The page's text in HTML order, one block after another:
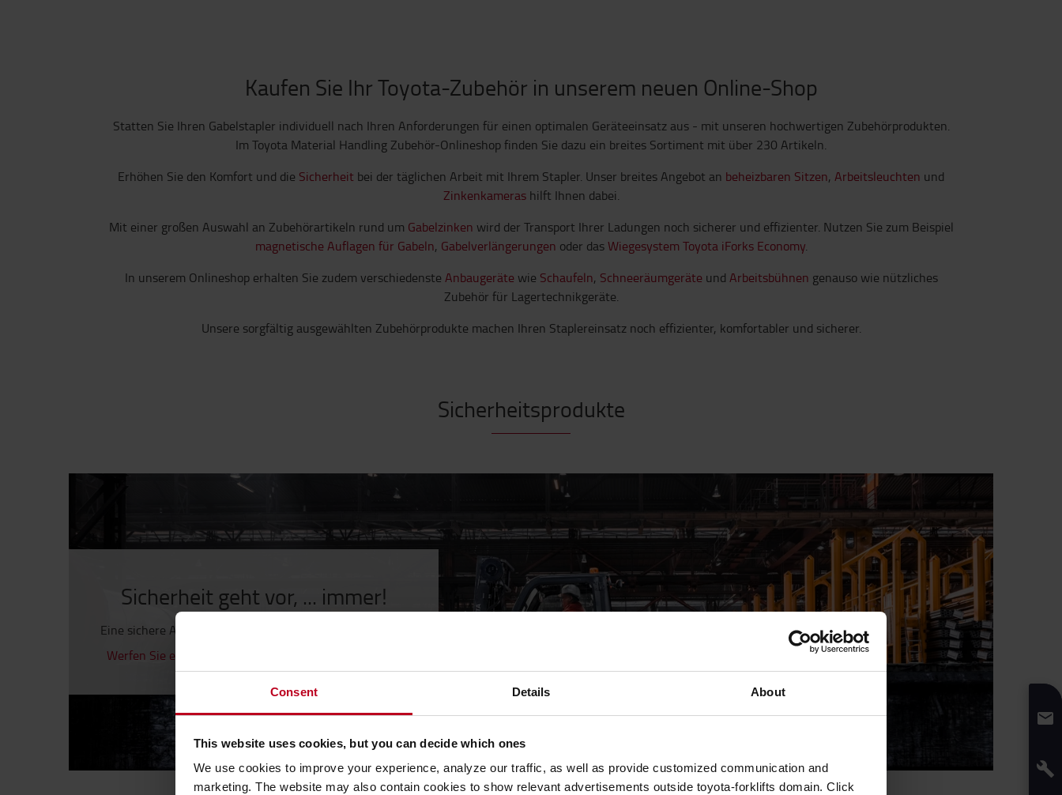
Consent Details About
This website uses cookies, but you can decide which ones
We use cookies to improve your experience, analyze our traffic, as well as provide customized communication and
marketing. The website may also contain cookies to show relevant advertisements outside toyota-forklifts domain. Click
Kaufen Sie Ihr Toyota-Zubehör in unserem neuen Online-Shop
Statten Sie Ihren Gabelstapler individuell nach Ihren Anforderungen für einen optimalen Geräteeinsatz aus - mit unseren hochwertigen Zubehörprodukten.
Im Toyota Material Handling Zubehör-Onlineshop finden Sie dazu ein breites Sortiment mit über 230 Artikeln.
Erhöhen Sie den Komfort und die Sicherheit bei der täglichen Arbeit mit Ihrem Stapler. Unser breites Angebot an beheizbaren Sitzen, Arbeitsleuchten und
Zinkenkamerashilft Ihnen dabei.
Mit einer großen Auswahl an Zubehörartikeln rund um Gabelzinken wird der Transport Ihrer Ladungen noch sicherer und effizienter. Nutzen Sie zum Beispiel
magnetische Auflagen für Gabeln, Gabelverlängerungen oder dasWiegesystem Toyota iForks Economy.
In unserem Onlineshop erhalten Sie zudem verschiedenste Anbaugeräte wie Schaufeln, Schneeräumgeräte und Arbeitsbühnen genauso wie nützliches
Zubehör für Lagertechnikgeräte.
Unsere sorgfältig ausgewählten Zubehörprodukte machen Ihren Staplereinsatz noch effizienter, komfortabler und sicherer.
Sicherheitsprodukte
Sicherheit geht vor, ... immer!
Eine sichere Arbeitsumgebung hilft Unfälle zu vermeiden
Werfen Sie einen Blick auf unsere Sicherheitsprodukte